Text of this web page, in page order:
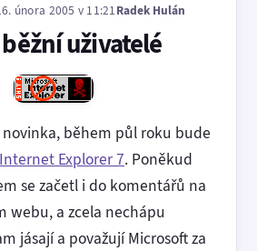
února 2005 v 11:21 Radek Hulán
uživatelé
novinka, během půl roku bude
Explorer 7. Poněkud
se začetl i do komentářů na
webu, a zcela nechápu
jásají a považují Microsoft za